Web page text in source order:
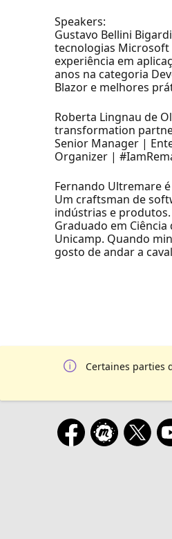
Speakers:
Gustavo Bellini
tecnologias Microsoft
experiência em
anos na categoria
Blazor e melhores
Roberta Lingnau de
transformation
Senior Manager |
Organizer |
Fernando Ultremare
Um craftsman de
indústrias e
Graduado em
Unicamp. Quando
gosto de andar a
Certaines parties